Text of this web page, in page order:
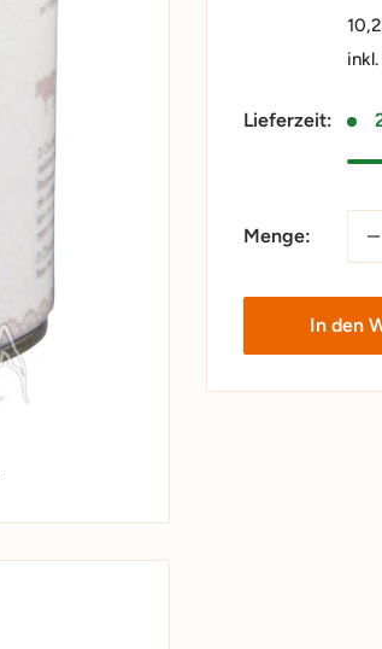
Lieferzeit:
Menge:
In den